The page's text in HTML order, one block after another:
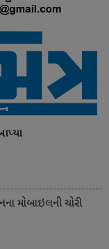
મોબાઇલની ચોરી